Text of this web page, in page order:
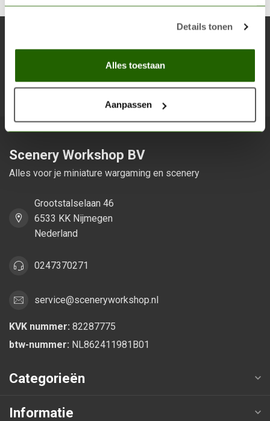
Details tonen
Alles toestaan
Aanpassen
Scenery Workshop BV
Alles voor je miniature wargaming en scenery
Grootstalselaan 46
6533 KK Nijmegen
Nederland
0247370271
service@sceneryworkshop.nl
KVK nummer: 82287775
btw-nummer: NL862411981B01
Categorieën
Informatie